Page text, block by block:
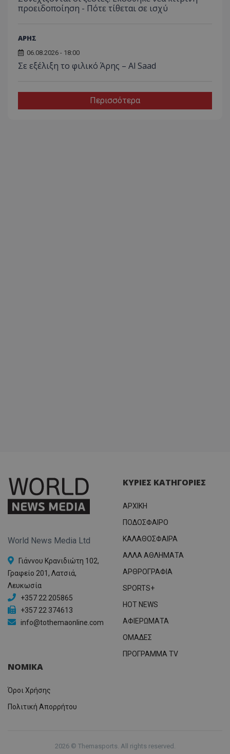
προειδοποίηση - Πότε τίθεται σε ισχύ
ΑΡΗΣ
06.08.2026 - 18:00
Σε εξέλιξη το φιλικό Άρης – Al Saad
Περισσότερα
World News Media Ltd
Γιάννου Κρανιδιώτη 102,
Γραφείο 201, Λατσιά,
Λευκωσία
+357 22 205865
+357 22 374613
info@tothemaonline.com
ΚΥΡΙΕΣ ΚΑΤΗΓΟΡΙΕΣ
ΑΡΧΙΚΗ
ΠΟΔΟΣΦΑΙΡΟ
ΚΑΛΑΘΟΣΦΑΙΡΑ
ΑΛΛΑ ΑΘΛΗΜΑΤΑ
ΑΡΘΡΟΓΡΑΦΙΑ
SPORTS+
HOT NEWS
ΑΦΙΕΡΩΜΑΤΑ
ΟΜΑΔΕΣ
ΠΡΟΓΡΑΜΜΑ TV
ΝΟΜΙΚΑ
Όροι Χρήσης
Πολιτική Απορρήτου
2026 © Themasports. All rights reserved.